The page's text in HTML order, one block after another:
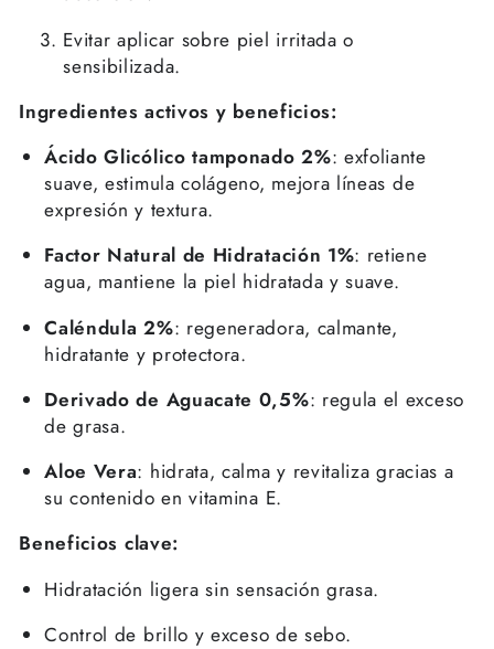
Evitar aplicar sobre piel irritada o
sensibilizada.
Ingredientes activos y beneficios:
Ácido Glicólico tamponado 2%: exfoliante
suave, estimula colágeno, mejora líneas de
expresión y textura.
Factor Natural de Hidratación 1%: retiene
agua, mantiene la piel hidratada y suave.
Caléndula 2%: regeneradora, calmante,
hidratante y protectora.
Derivado de Aguacate 0,5%: regula el exceso
de grasa.
Aloe Vera: hidrata, calma y revitaliza gracias a
su contenido en vitamina E.
Beneficios clave:
Hidratación ligera sin sensación grasa.
Control de brillo y exceso de sebo.